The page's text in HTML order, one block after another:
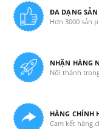
ĐA DẠNG
Hơn 3000 sản
NHẬN HÀNG
Nội thành
HÀNG CHÍNH
Cam kết hàng